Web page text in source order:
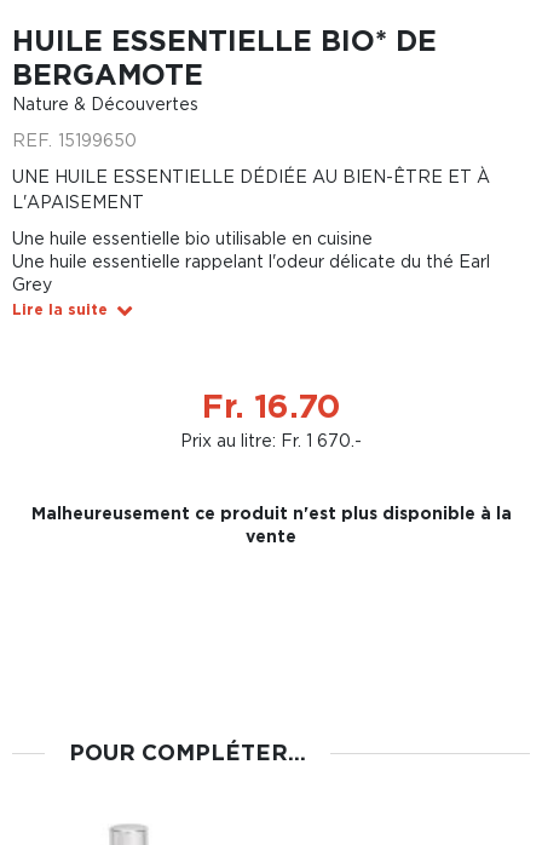
HUILE ESSENTIELLE BIO* DE
BERGAMOTE
Nature & Découvertes
REF. 15199650
UNE HUILE ESSENTIELLE DÉDIÉE AU BIEN-ÊTRE ET À
L'APAISEMENT
Une huile essentielle bio utilisable en cuisine
Une huile essentielle rappelant l'odeur délicate du thé Earl
Grey
Lire la suite
Fr. 16.70
Prix au litre: Fr. 1 670.-
Malheureusement ce produit n'est plus disponible à la
vente
POUR COMPLÉTER...